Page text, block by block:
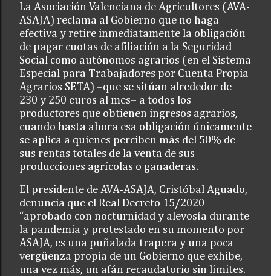
La Asociación Valenciana de Agricultores (AVA-
ASAJA) reclama al Gobierno que no haga
efectiva y retire inmediatamente la obligación
de pagar cuotas de afiliación a la Seguridad
Social como autónomos agrarios (en el Sistema
Especial para Trabajadores por Cuenta Propia
Agrarios SETA) –que se sitúan alrededor de
230 y 250 euros al mes– a todos los
productores que obtienen ingresos agrarios,
cuando hasta ahora esa obligación únicamente
se aplica a quienes perciben más del 50% de
sus rentas totales de la venta de sus
producciones agrícolas o ganaderas.
El presidente de AVA-ASAJA, Cristóbal Aguado,
denuncia que el Real Decreto 15/2020
“aprobado con nocturnidad y alevosía durante
la pandemia y protestado en su momento por
ASAJA, es una puñalada trapera y una poca
vergüenza propia de un Gobierno que exhibe,
una vez más, un afán recaudatorio sin límites.